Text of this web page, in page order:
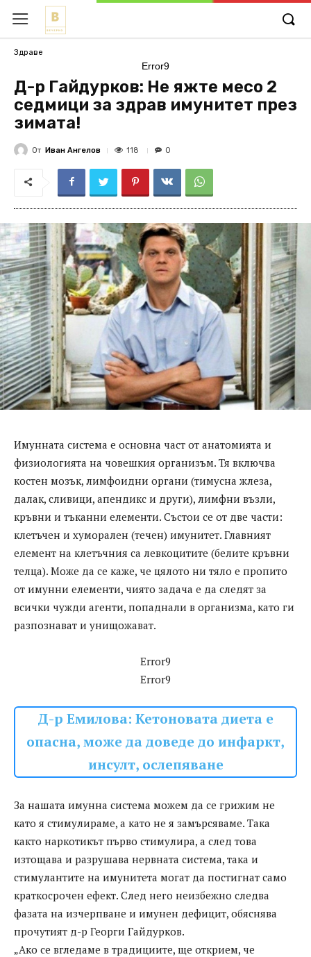
Здраве
Error9
Д-р Гайдурков: Не яжте месо 2
седмици за здрав имунитет през
зимата!
От Иван Ангелов 118 0
Имунната система е основна част от анатомията и
физиологията на човешкия организъм. Тя включва
костен мозък, лимфоидни органи (тимусна жлеза,
далак, сливици, апендикс и други), лимфни възли,
кръвни и тъканни елементи. Състои се от две части:
клетъчен и хуморален (течен) имунитет. Главният
елемент на клетъчния са левкоцитите (белите кръвни
телца). Може да се каже, че цялото ни тяло е пропито
от имунни елементи, чиято задача е да следят за
всички чужди агенти, попаднали в организма, като ги
разпознават и унищожават.
Error9
Error9
Д-р Емилова: Кетоновата диета е
опасна, може да доведе до инфаркт,
инсулт, ослепяване
За нашата имунна система можем да се грижим не
като я стимулираме, а като не я замърсяваме. Така
както наркотикът първо стимулира, а след това
изтощава и разрушава нервната система, така и
стимулантите на имунитета могат да постигнат само
краткосрочен ефект. След него неизбежно следва
фазата на изчерпване и имунен дефицит, обяснява
прочутият д-р Георги Гайдурков.
„Ако се вгледаме в традициите, ще открием, че